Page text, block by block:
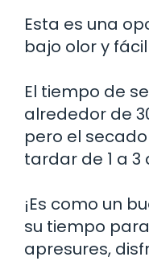
Esta es una
bajo olor y
El tiempo de
alrededor de
pero el
tardar de 1 a 3
¡Es como un
su tiempo
apresures,